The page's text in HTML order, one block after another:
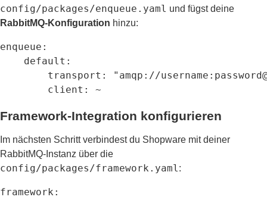
config/packages/enqueue.yaml und fügst deine
RabbitMQ-Konfiguration hinzu:
enqueue:
default:
transport: "amqp://
client: ~
Framework-Integration konfigurieren
Im nächsten Schritt verbindest du Shopware mit deiner
RabbitMQ-Instanz über die
config/packages/framework.yaml:
framework: